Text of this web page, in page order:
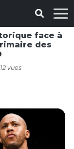
face à
des
vues